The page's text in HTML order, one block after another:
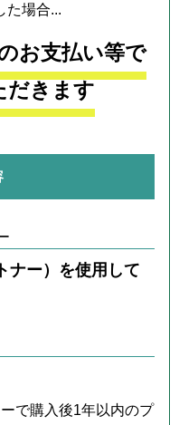
た場合...
お支払い等で
だきます
ナー）を使用して
で購入後1年以内のプ